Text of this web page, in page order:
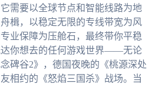
需要以全球节点和智能线路为地
楫，以稳定无限的专线带宽为风
业保障为压舱石，最终带你平稳
达你想去的任何游戏世界——无论
碑谷2》，德国夜晚的《桃源深处
相约的《怒焰三国杀》战场。当